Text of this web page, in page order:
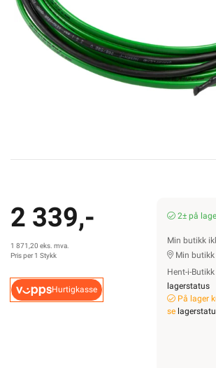
2 339,-
1 871,20 eks. mva.
Pris per 1 Stykk
Hurtigkasse
2± på
Min butikk
Min butikk
Hent-i-Butikk
lagerstatus
På lager
se